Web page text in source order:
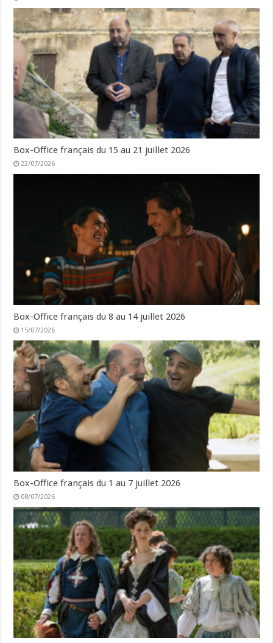
Box-Office français du 15 au 21 juillet 2026
22/07/2026
Box-Office français du 8 au 14 juillet 2026
15/07/2026
Box-Office français du 1 au 7 juillet 2026
08/07/2026